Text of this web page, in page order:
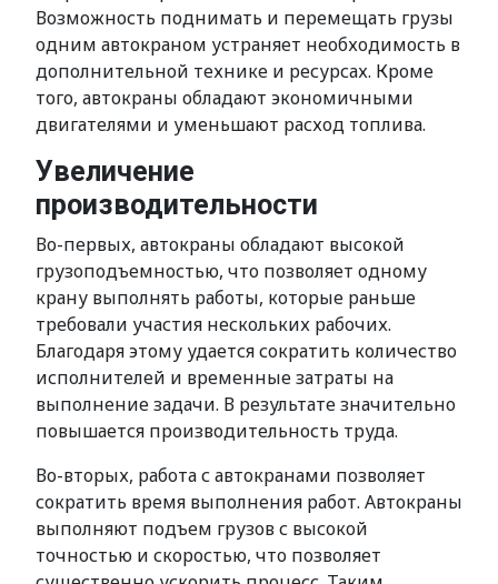
Возможность поднимать и перемещать грузы
одним автокраном устраняет необходимость в
дополнительной технике и ресурсах. Кроме
того, автокраны обладают экономичными
двигателями и уменьшают расход топлива.
Увеличение
производительности
Во-первых, автокраны обладают высокой
грузоподъемностью, что позволяет одному
крану выполнять работы, которые раньше
требовали участия нескольких рабочих.
Благодаря этому удается сократить количество
исполнителей и временные затраты на
выполнение задачи. В результате значительно
повышается производительность труда.
Во-вторых, работа с автокранами позволяет
сократить время выполнения работ. Автокраны
выполняют подъем грузов с высокой
точностью и скоростью, что позволяет